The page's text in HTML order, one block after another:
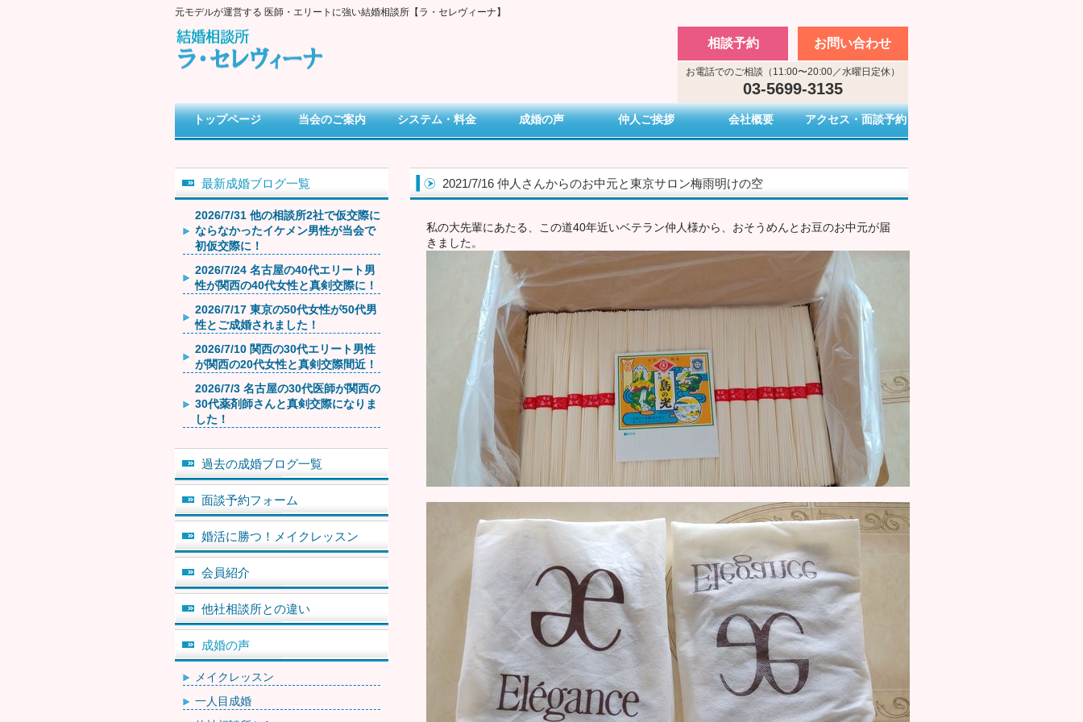
元モデルが運営する 医師・エリートに強い結婚相談所【ラ・セレヴィーナ】
相談予約 お問い合わせ
お電話でのご相談（11:00〜20:00／水曜日定休）
03-5699-3135
トップページ 当会のご案内 システム・料金 成婚の声 仲人ご挨拶 会社概要 アクセス・面談予約
2021/7/16 仲人さんからのお中元と東京サロン梅雨明けの空
私の大先輩にあたる、この道40年近いベテラン仲人様から、おそうめんとお豆のお中元が届
きました。
最新成婚ブログ一覧
2026/7/31 他の相談所2社で仮交際に
ならなかったイケメン男性が当会で
初仮交際に！
2026/7/24 名古屋の40代エリート男
性が関西の40代女性と真剣交際に！
2026/7/17 東京の50代女性が50代男
性とご成婚されました！
2026/7/10 関西の30代エリート男性
が関西の20代女性と真剣交際間近！
2026/7/3 名古屋の30代医師が関西の
30代薬剤師さんと真剣交際になりま
した！
過去の成婚ブログ一覧
面談予約フォーム
婚活に勝つ！メイクレッスン
会員紹介
他社相談所との違い
成婚の声
メイクレッスン
一人目成婚